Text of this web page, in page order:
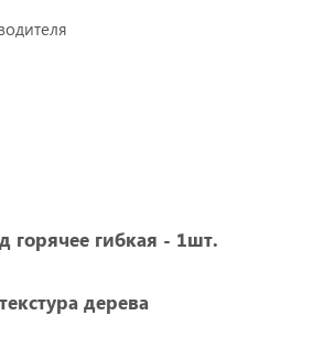
горячее гибкая - 1шт.
дерева